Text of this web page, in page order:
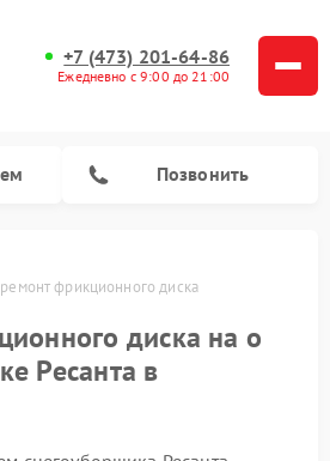
+7 (473) 201-64-86
Ежедневно с 9:00 до 21:00
Позвонить
фрикционного диска
диска на о
Ресанта в